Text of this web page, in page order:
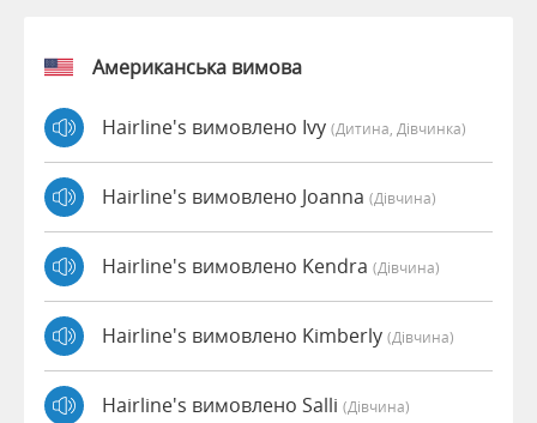
Американська вимова
Hairline's вимовлено Ivy (дитина, Дівчинка)
Hairline's вимовлено Joanna (дівчина)
Hairline's вимовлено Kendra (дівчина)
Hairline's вимовлено Kimberly (дівчина)
Hairline's вимовлено Salli (дівчина)